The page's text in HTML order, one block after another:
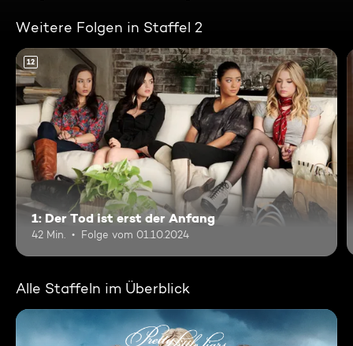
Weitere Folgen in Staffel 2
12
1: Der Tod ist erst der Anfang
42 Min. Folge vom 01.10.2024
Alle Staffeln im Überblick